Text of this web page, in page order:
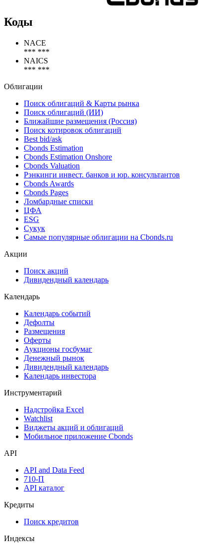
Коды
NACE
*** ***
NAICS
*** ***
Облигации
Поиск облигаций & Карты рынка
Поиск облигаций (ИИ)
Ближайшие размещения (Россия)
Поиск котировок облигаций
Best bid/ask
Cbonds Estimation
Cbonds Estimation Onshore
Cbonds Valuation
Рэнкинги инвест. банков и юр. консультантов
Cbonds Awards
Cbonds Pages
Ломбардные списки
ЦФА
ESG
Сукук
Самые популярные облигации на Cbonds.ru
Акции
Поиск акций
Дивидендный календарь
Календарь
Календарь событий
Дефолты
Размещения
Оферты
Аукционы госбумаг
Денежный рынок
Дивидендный календарь
Календарь инвестора
Инструментарий
Надстройка Excel
Watchlist
Виджеты акций и облигаций
Мобильное приложение Cbonds
API
API and Data Feed
710-П
API каталог
Кредиты
Поиск кредитов
Индексы